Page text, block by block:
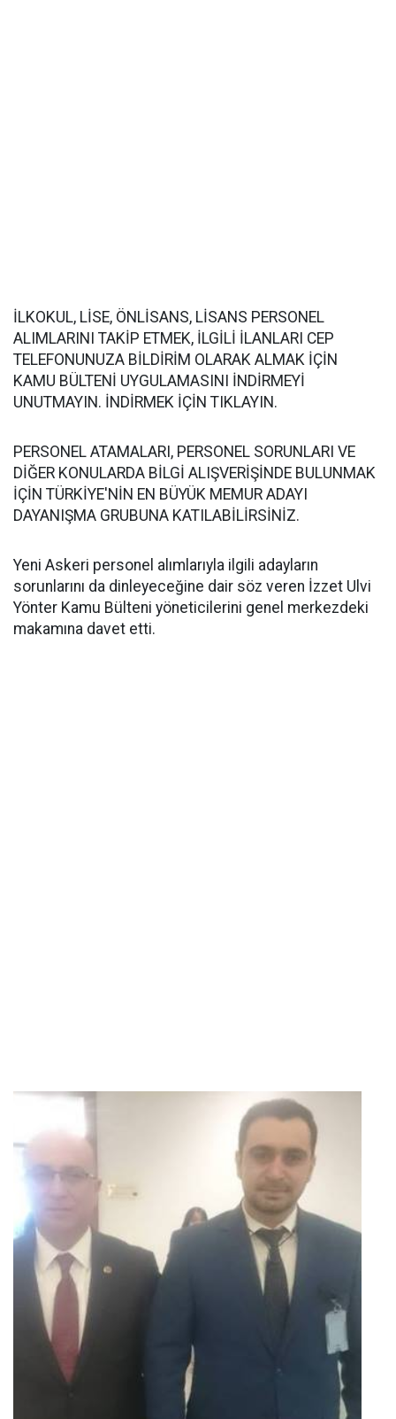
İLKOKUL, LİSE, ÖNLİSANS, LİSANS PERSONEL
ALIMLARINI TAKİP ETMEK, İLGİLİ İLANLARI CEP
TELEFONUNUZA BİLDİRİM OLARAK ALMAK İÇİN
KAMU BÜLTENİ UYGULAMASINI İNDİRMEYİ
UNUTMAYIN. İNDİRMEK İÇİN TIKLAYIN.
PERSONEL ATAMALARI, PERSONEL SORUNLARI VE
DİĞER KONULARDA BİLGİ ALIŞVERİŞİNDE BULUNMAK
İÇİN TÜRKİYE'NİN EN BÜYÜK MEMUR ADAYI
DAYANIŞMA GRUBUNA KATILABİLİRSİNİZ.
Yeni Askeri personel alımlarıyla ilgili adayların
sorunlarını da dinleyeceğine dair söz veren İzzet Ulvi
Yönter Kamu Bülteni yöneticilerini genel merkezdeki
makamına davet etti.